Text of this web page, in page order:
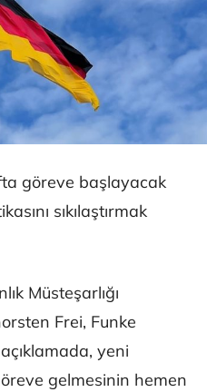
göreve başlayacak
sıkılaştırmak
Müsteşarlığı
Frei, Funke
yeni
gelmesinin hemen